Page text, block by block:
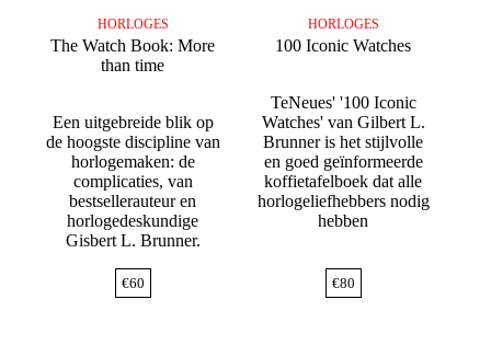
HORLOGES
The Watch Book: More
than time
Een uitgebreide blik op
de hoogste discipline van
horlogemaken: de
complicaties, van
bestsellerauteur en
horlogedeskundige
Gisbert L. Brunner.
€60
HORLOGES
100 Iconic Watches
TeNeues' '100 Iconic
Watches' van Gilbert L.
Brunner is het stijlvolle
en goed geïnformeerde
koffietafelboek dat alle
horlogeliefhebbers nodig
hebben
€80